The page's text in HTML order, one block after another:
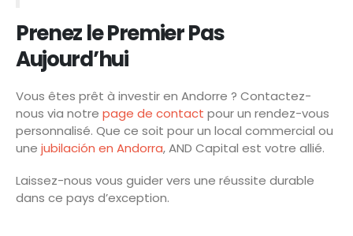
Prenez le Premier Pas
Aujourd’hui
Vous êtes prêt à investir en Andorre ? Contactez-
nous via notre page de contact pour un rendez-vous
personnalisé. Que ce soit pour un local commercial ou
une jubilación en Andorra, AND Capital est votre allié.
Laissez-nous vous guider vers une réussite durable
dans ce pays d’exception.